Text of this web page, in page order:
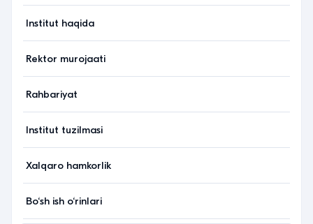
Institut haqida
Rektor murojaati
Rahbariyat
Institut tuzilmasi
Xalqaro hamkorlik
Bo‘sh ish o‘rinlari